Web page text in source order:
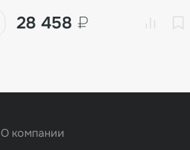
28 458 ₽
О компании